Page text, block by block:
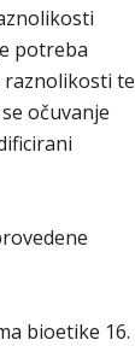
potreba
te
očuvanje
bioetike 16.